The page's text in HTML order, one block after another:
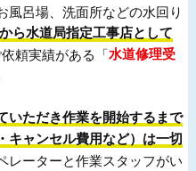
風呂場、洗面所などの水回り
ら水道局指定工事店として
頼実績がある「水道修理受
いただき作業を開始するまで
キャンセル費用など）は一切
レーターと作業スタッフがい